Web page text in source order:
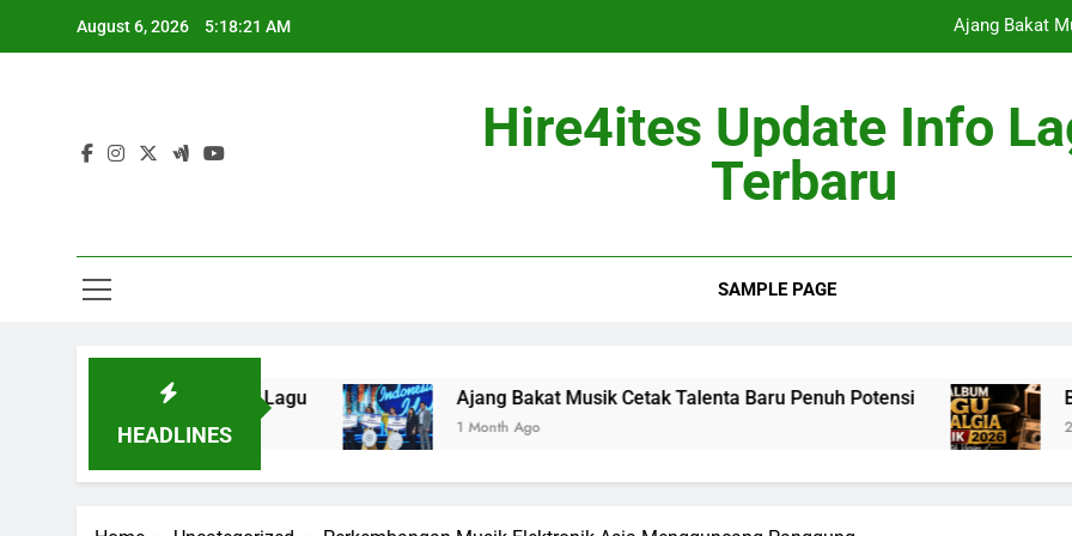
August 6, 2026 5:18:22 AM Ajang Bakat
Industri
Hire4ites Update Info
Terbaru
SAMPLE PAGE
HEADLINES
Tangga Lagu Ajang Bakat Musik Cetak Talenta Baru Penuh Potensi
1 Month Ago
Berita Musik
2 Months Ago